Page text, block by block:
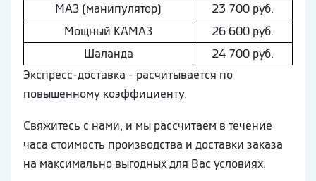
МAЗ (манипулятор)
23 700 руб.
Мощный КAМAЗ
26 600 руб.
Шaлaнда
24 700 руб.
Экспресс-доставка - расчитывается по
повышенному коэффициенту.
Свяжитесь с нами, и мы рассчитаем в течение
часа стоимость производства и доставки заказа
на максимально выгодных для Вас условиях.